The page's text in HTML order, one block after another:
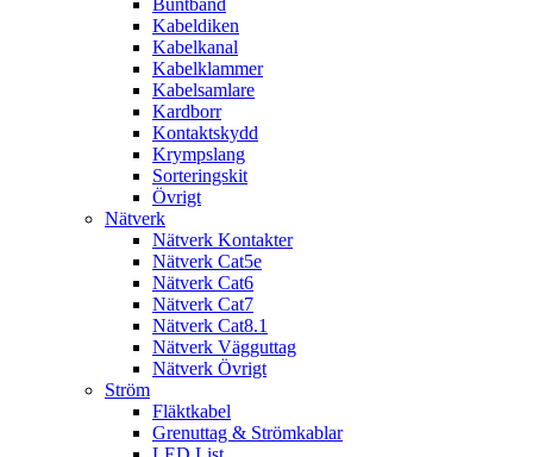
Buntband
Kabeldiken
Kabelkanal
Kabelklammer
Kabelsamlare
Kardborr
Kontaktskydd
Krympslang
Sorteringskit
Övrigt
Nätverk
Nätverk Kontakter
Nätverk Cat5e
Nätverk Cat6
Nätverk Cat7
Nätverk Cat8.1
Nätverk Vägguttag
Nätverk Övrigt
Ström
Fläktkabel
Grenuttag & Strömkablar